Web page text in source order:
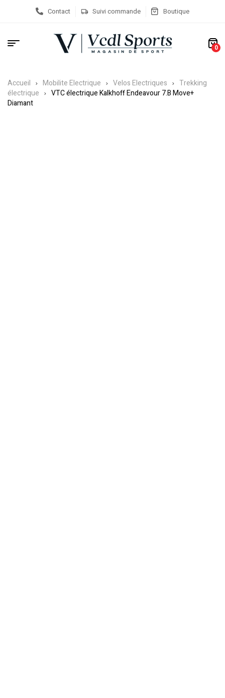
Contact Suivi commande Boutique
0
Accueil Mobilite Electrique Velos Electriques
Trekking
électrique
VTC électrique Kalkhoff Endeavour 7.B Move+
Diamant